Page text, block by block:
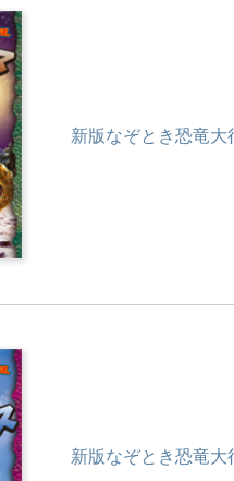
新版なぞとき恐竜
新版なぞとき恐竜